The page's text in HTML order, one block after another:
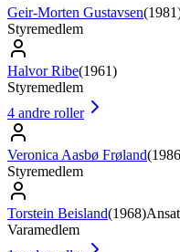
Geir-Morten Gustavsen(1981
Styremedlem
Halvor Ribe(1961)
Styremedlem
4 andre roller
Veronica Aasbø Frøland(1986
Styremedlem
Torstein Beisland(1968)
Varamedlem